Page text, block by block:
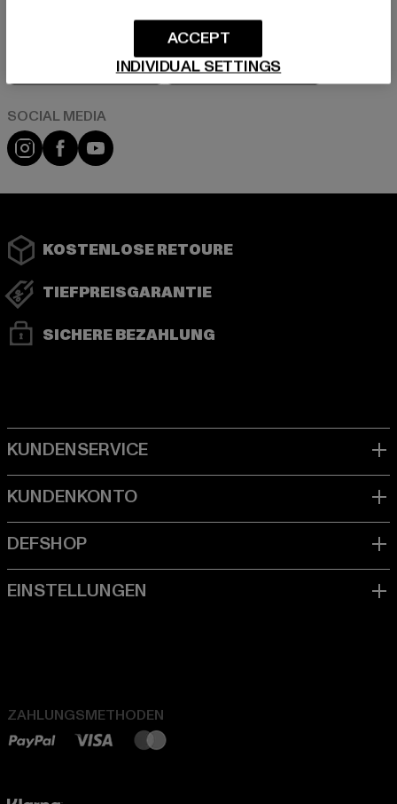
Instagram
FacebookYouTube
KOSTENLOSE RETOURE
TIEFPREISGARANTIE
SICHERE BEZAHLUNG
ZAHLUNGSMETHODEN
INDIVIDUAL SETTINGS
ACCEPT